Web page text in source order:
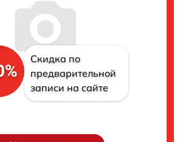
Скидка по
предварительной
записи на сайте